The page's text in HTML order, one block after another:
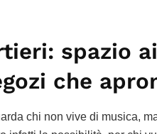
spazio
che
chi non vive di musica,